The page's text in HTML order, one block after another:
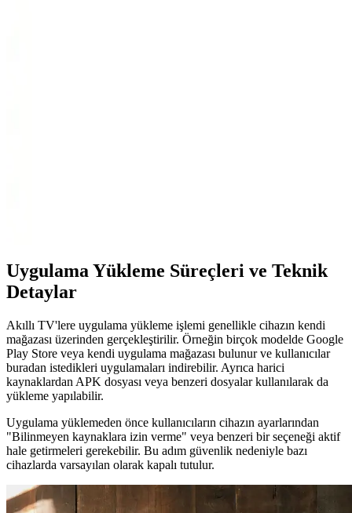
Uygulama Yükleme Süreçleri ve Teknik
Detaylar
Akıllı TV'lere uygulama yükleme işlemi genellikle cihazın kendi
mağazası üzerinden gerçekleştirilir. Örneğin birçok modelde Google
Play Store veya kendi uygulama mağazası bulunur ve kullanıcılar
buradan istedikleri uygulamaları indirebilir. Ayrıca harici
kaynaklardan APK dosyası veya benzeri dosyalar kullanılarak da
yükleme yapılabilir.
Uygulama yüklemeden önce kullanıcıların cihazın ayarlarından
"Bilinmeyen kaynaklara izin verme" veya benzeri bir seçeneği aktif
hale getirmeleri gerekebilir. Bu adım güvenlik nedeniyle bazı
cihazlarda varsayılan olarak kapalı tutulur.